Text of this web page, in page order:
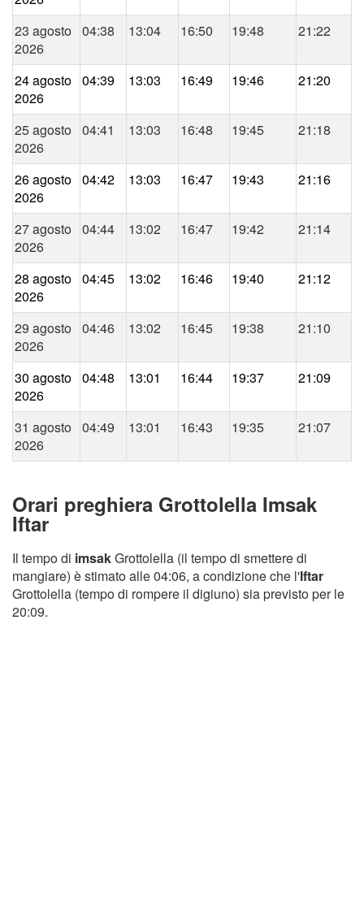
23 agosto
2026
04:38 13:04 16:50 19:48 21:22
24 agosto
2026
04:39 13:03 16:49 19:46 21:20
25 agosto
2026
04:41 13:03 16:48 19:45 21:18
26 agosto
2026
04:42 13:03 16:47 19:43 21:16
27 agosto
2026
04:44 13:02 16:47 19:42 21:14
28 agosto
2026
04:45 13:02 16:46 19:40 21:12
29 agosto
2026
04:46 13:02 16:45 19:38 21:10
30 agosto
2026
04:48 13:01 16:44 19:37 21:09
31 agosto
2026
04:49 13:01 16:43 19:35 21:07
Orari preghiera Grottolella Imsak
Iftar
Il tempo di imsakGrottolella (il tempo di smettere di
mangiare) è stimato alle 04:06, a condizione che l'Iftar
Grottolella (tempo di rompere il digiuno) sia previsto per le
20:09.